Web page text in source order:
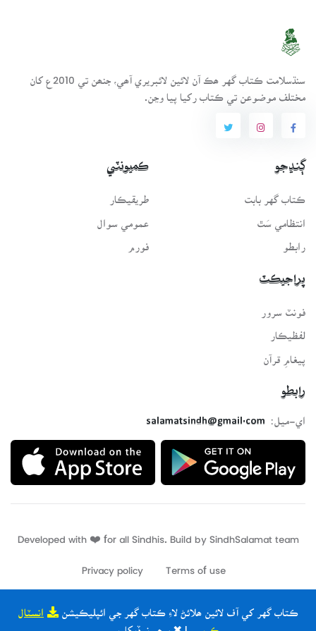
ڪتاب گهر کي آف لائين ھلائڻ لاءِ ڪتاب گهر جي ائپليڪيشن انسٽال
| ✖ ٻيھر نہ ڏيکاريو
سنڌسلامت ڪتاب گهر ھڪ آن لائين لائبريري آھي، جنھن تي 2010ع کان
مختلف موضوعن تي ڪتاب رکيا پيا وڃن.
ڳنڍجو
ڪتاب گهر بابت
انتظامي سَٿ
رابطو
ڪميونٽي
طريقيڪار
عمومي سوال
فورم
پراجيڪٽ
لفظيڪار
پيغامِ قرآن
رابطو
اي-ميل:
salamatsindh@gmail.com
Developed with ❤️ for all Sindhis. Build by
Terms of use